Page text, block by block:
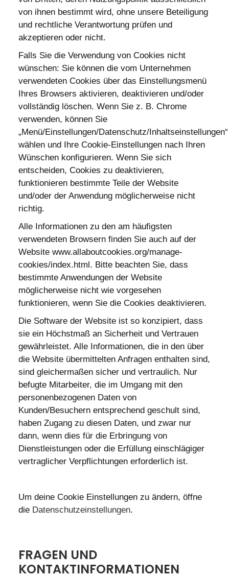
von ihnen bestimmt wird, ohne unsere Beteiligung
und rechtliche Verantwortung prüfen und
akzeptieren oder nicht.
Falls Sie die Verwendung von Cookies nicht
wünschen: Sie können die vom Unternehmen
verwendeten Cookies über das Einstellungsmenü
Ihres Browsers aktivieren, deaktivieren und/oder
vollständig löschen. Wenn Sie z. B. Chrome
verwenden, können Sie
„Menü/Einstellungen/Datenschutz/Inhaltseinstellungen“
wählen und Ihre Cookie-Einstellungen nach Ihren
Wünschen konfigurieren. Wenn Sie sich
entscheiden, Cookies zu deaktivieren,
funktionieren bestimmte Teile der Website
und/oder der Anwendung möglicherweise nicht
richtig.
Alle Informationen zu den am häufigsten
verwendeten Browsern finden Sie auch auf der
Website www.allaboutcookies.org/manage-
cookies/index.html. Bitte beachten Sie, dass
bestimmte Anwendungen der Website
möglicherweise nicht wie vorgesehen
funktionieren, wenn Sie die Cookies deaktivieren.
Die Software der Website ist so konzipiert, dass
sie ein Höchstmaß an Sicherheit und Vertrauen
gewährleistet. Alle Informationen, die in den über
die Website übermittelten Anfragen enthalten sind,
sind gleichermaßen sicher und vertraulich. Nur
befugte Mitarbeiter, die im Umgang mit den
personenbezogenen Daten von
Kunden/Besuchern entsprechend geschult sind,
haben Zugang zu diesen Daten, und zwar nur
dann, wenn dies für die Erbringung von
Dienstleistungen oder die Erfüllung einschlägiger
vertraglicher Verpflichtungen erforderlich ist.
Um deine Cookie Einstellungen zu ändern, öffne
die Datenschutzeinstellungen.
FRAGEN UND
KONTAKTINFORMATIONEN